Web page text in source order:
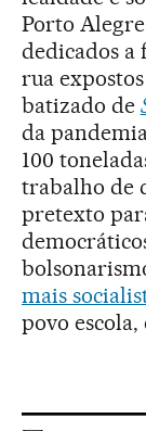
Porto
dedicados a
rua
batizado de
da
100
trabalho de
pretexto
mais
povo escola,